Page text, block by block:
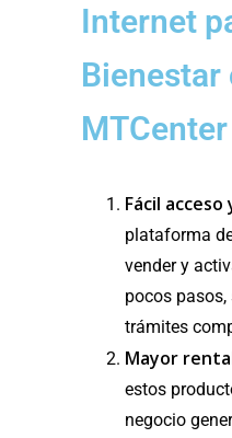
Internet
Bienestar
MTCenter
Fácil
plataforma
vender y
pocos
trámites
Mayor
estos
negocio